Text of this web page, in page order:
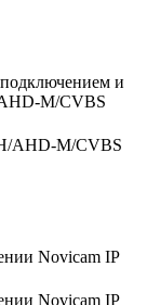
и
M/CVBS
AHD-M/CVBS
Novicam IP
Novicam IP